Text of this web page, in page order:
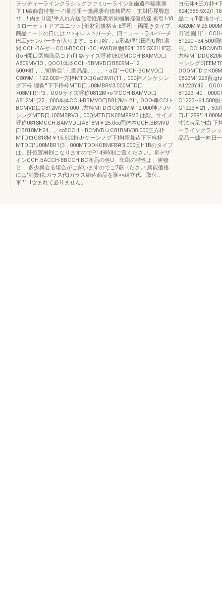
ヲッディーラインクラシックファミυーライン国歯遺作稲康康
下'll!繍商畠特隻一--'l量三里一規縄褒有債務局符，主対応届聾怠
寸，!.肉まり図"手入れ方送住宅性舵表示周極解雇健発達.索引148
タローゼットドアユニット￨部材別規格表-E国司・両開きタイプ.
商品コードの口には.rr.>ォレス卜/(ーチ、四ニュートラルパーチ.
巴工yセンパーチが入ります。E:ih.l凶':，a丞牽理吊田副U酌1温
聞lCCH-BA-寸一CCH-BBCCH-BC￨¥WIDWI酬8241385.5X21HE芯
(}oH開口図醐商品コドrflli絡サイズ呼称0809MCCH-BAMVD口
A809MV13，QOO1体本CCH-BBMVD口B809M~12，
500+町，....‘町酔目‘..-..圃晶晶...，....・a目‘ーCCH-BCMVD口
C809M、122.000一方枠MTD口Ga09M1(11，000神ノンケシン
グ下枠I埋膏'"下下枠枠MTD口J08MBRV3.000MTD口
<08MFR1!'3，OOOサイズ呼称0812M<oマCCH-BAMVD口
A812M1(22，000本体CCH-BBMVD口B812M~21，OOO-串CCH-
BCMVD口C812MV33.000--:方枠MTDロG812M￥12.000神ノJケ
シングMTD口J08MBRV3，00QMTD口K08MFRV3.は刻。サイズ
呼称0818MCCH.BAMVD口A818M￥25.0∞問体本CCH.BBMVD
口B818Mlt24，。∞5CCH・BCMVDロC81BMV38.000三方枠
MTDロG818M￥15.500持J/ケーンノグ下枠I埋葺込下下枠枠
MTD口'J08MBR1(3，000MTDDKOBMFR¥t3.000固H1Bのタイプ
は、肝位置榊則こなりますのでP149時制ご置ください。扉デザ
インCCH.BACCH-BBCCH.BC商品の色U、印刷の特性よ、実物
と，.多少異会る場合がごぎいますのでご7萩〈ださい.縄能価格
には‘消費税.ガラス代{ガラス組込商品を隊<>組立代、取付..
軍."1.1含まれて必りません。
ヨ伝体+三方枠+
品コィT価措サイ
A820M￥
田‘圃園田‘・
81220~34.500咽
円。CCH-
方枠
ーシシグ司
OOOMTDロ
0823M1223百
A1223Y42，
81223'-40，
C1223~64.500
G1223￥21，
口
寸法表示"H白-下
ーラインクラシ
品品一儲一向日